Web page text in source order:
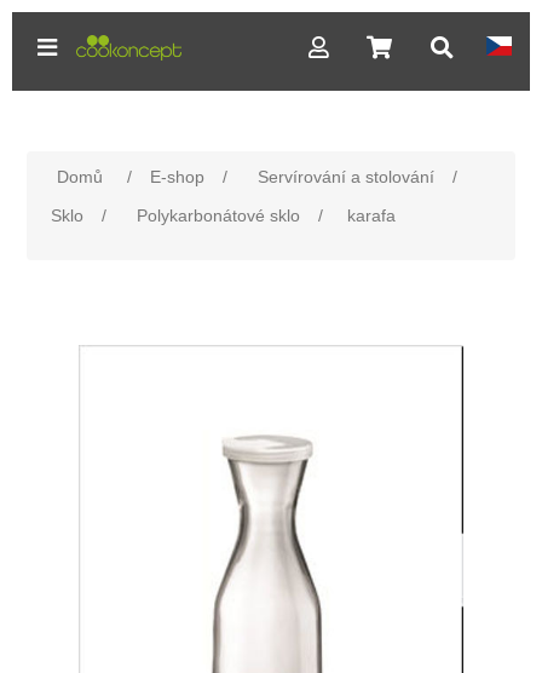
Domů / E-shop / Servírování a stolování
/
Sklo
/ Polykarbonátové sklo / karafa